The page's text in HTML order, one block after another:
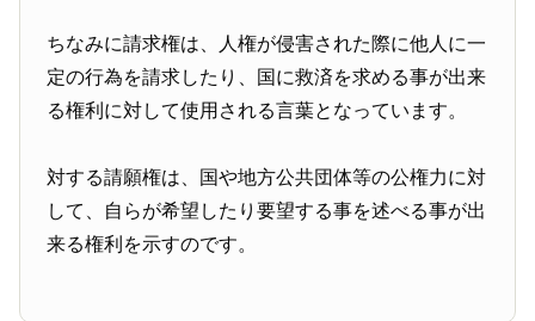
ちなみに請求権は、人権が侵害された際に他人に一
定の行為を請求したり、国に救済を求める事が出来
る権利に対して使用される言葉となっています。
対する請願権は、国や地方公共団体等の公権力に対
して、自らが希望したり要望する事を述べる事が出
来る権利を示すのです。